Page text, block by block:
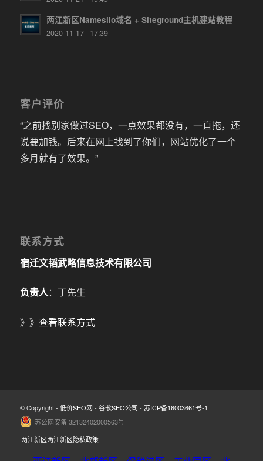
两江新区Namesilo域名 + Siteground主机建站教程
2020-11-17 - 17:39
客户评价
“之前找别家做过SEO，一点效果都没有，一直拖，还
说要加钱。后来在网上找到了你们，网站优化了一个
多月就有了效果。”
联系方式
宿迁文韬武略信息技术有限公司
负责人：丁先生
》》 查看联系方式
© Copyright - 低价SEO网 - 谷歌SEO公司 - 苏ICP备16003661号-1
苏公网安备 32132402000563号
两江新区两江新区隐私政策